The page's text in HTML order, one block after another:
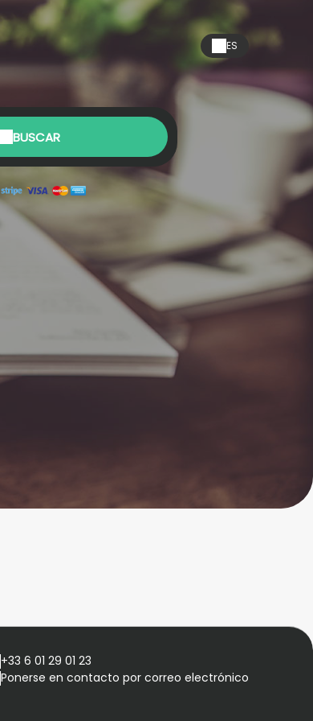
ES
BUSCAR
+33 6 01 29 01 23
Ponerse en contacto por correo electrónico